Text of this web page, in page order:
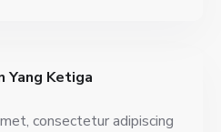
Yang Ketiga
consectetur adipiscing